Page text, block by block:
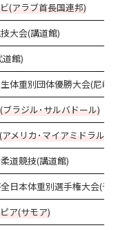
(アラブ首長国連邦)
大会(講道館)
館)
体重別団体優勝大会(尼崎
ラジル･サルバドール)
メリカ･マイアミドラル)
道競技(講道館)
日本体重別選手権大会(千
ア(サモア)